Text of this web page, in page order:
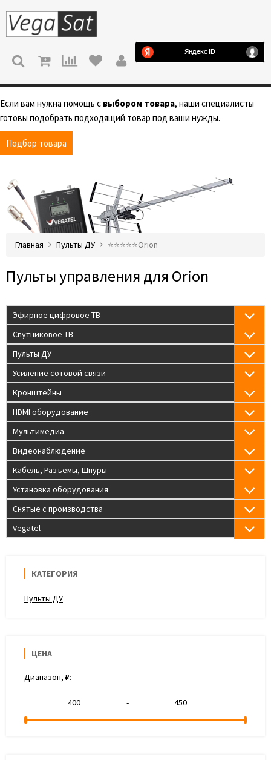
МЕНЮ
Если вам нужна помощь с выбором товара, наши специалисты
готовы подобрать подходящий товар под ваши нужды.
Подбор товара
Главная Пульты ДУ ⭐️⭐️⭐️⭐️⭐️Orion
Пульты управления для Orion
Эфирное цифровое ТВ
Спутниковое ТВ
Пульты ДУ
Усиление сотовой связи
Кронштейны
HDMI оборудование
Мультимедиа
Видеонаблюдение
Кабель, Разъемы, Шнуры
Установка оборудования
Снятые с производства
Vegatel
КАТЕГОРИЯ
Пульты ДУ
ЦЕНА
Диапазон, ₽:
-